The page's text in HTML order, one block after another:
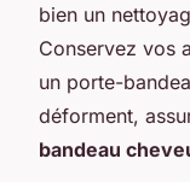
bien un
Conservez vos
un porte-
déforment,
bandeau